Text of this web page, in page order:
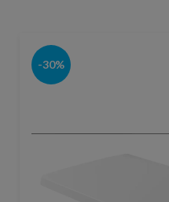
-30%